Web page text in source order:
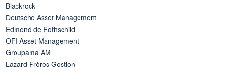
Blackrock
Deutsche Asset Management
Edmond de Rothschild
OFI Asset Management
Groupama AM
Lazard Frères Gestion